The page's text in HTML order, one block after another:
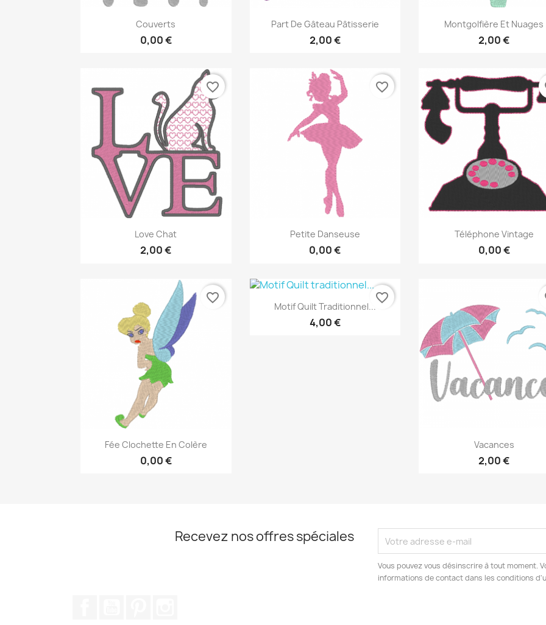
Aperçu rapide
Couverts
0,00 €
Aperçu rapide
Part De Gâteau Pâtisserie
2,00 €
Aperçu rapide
Montgolfière Et Nuages
2,00 €
Aperçu rapide
Love Chat
2,00 €
favorite_border
Aperçu rapide
Petite Danseuse
0,00 €
favorite_border
Aperçu rapide
Téléphone Vintage
0,00 €
Aperçu rapide
Fée Clochette En Colère
0,00 €
favorite_border Aperçu rapide
Motif Quilt Traditionnel...
4,00 €
favorite_border
Aperçu rapide
Vacances
2,00 €
Recevez nos offres spéciales
Vous pouvez vous désinscrire à tout moment.
informations de contact dans les conditions